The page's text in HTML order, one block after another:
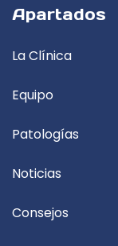
Apartados
La Clínica
Equipo
Patologías
Noticias
Consejos